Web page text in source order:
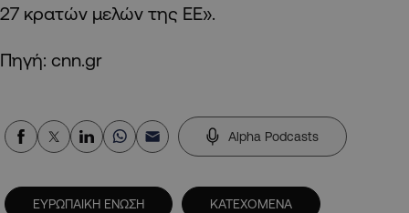
27 κρατών μελών της ΕΕ».
Πηγή: cnn.gr
Alpha Podcasts
ΕΥΡΩΠΑΙΚΗ ΕΝΩΣΗ ΚΑΤΕΧΟΜΕΝΑ